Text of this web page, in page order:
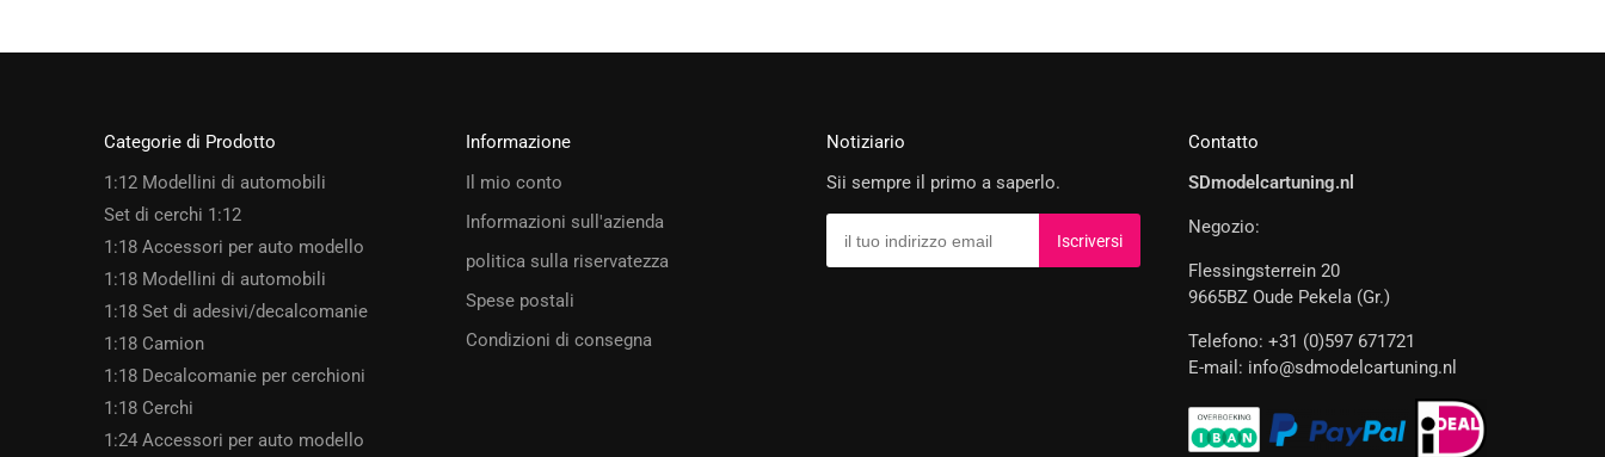
Categorie di Prodotto
1:12 Modellini di automobili
Set di cerchi 1:12
1:18 Accessori per auto modello
1:18 Modellini di automobili
1:18 Set di adesivi/decalcomanie
1:18 Camion
1:18 Decalcomanie per cerchioni
1:18 Cerchi
1:24 Accessori per auto modello
Informazione
Il mio conto
Informazioni sull'azienda
politica sulla riservatezza
Spese postali
Condizioni di consegna
Notiziario
Sii sempre il primo a saperlo.
Contatto
SDmodelcartuning.nl
Negozio:
Flessingsterrein 20
9665BZ Oude Pekela (Gr.)
Telefono: +31 (0)597 671721
E-mail: info@sdmodelcartuning.nl